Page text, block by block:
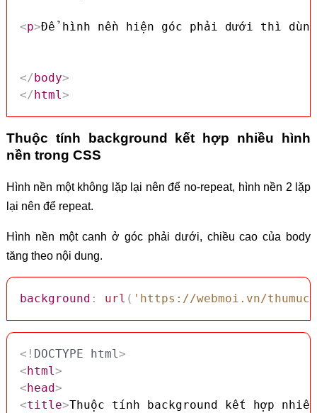
<p>Để hình nền hiện góc phải dưới thì
</body>
</html >
Thuộc tính background kết hợp nhiều hình
nền trong CSS
Hình nền một không lặp lại nên để no-repeat, hình nền 2 lặp
lại nên để repeat.
Hình nền một canh ở góc phải dưới, chiều cao của body
tăng theo nội dung.
background : url ( 'https://webmoi.vn/
<! DOCTYPE html>
<html>
<head>
<title>Thuộc tính background kết hợp